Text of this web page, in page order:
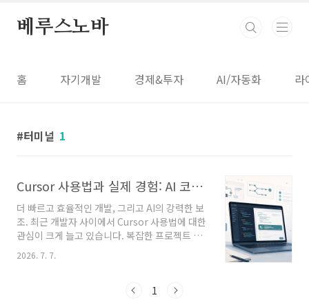
베루스노바
홈 자기개발 경제&투자 AI/자동화 라
터미널 1
Cursor 사용법과 실제 경험: AI 코드 에디터의 모든 것
더 빠르고 효율적인 개발, 그리고 AI의 강력한 보
조. 최근 개발자 사이에서 Cursor 사용법에 대한
관심이 크게 늘고 있습니다. 복잡한 프로젝트 관
리와 반복적인 코드 작성, 테스트 과정에서 시간
을 줄이고 싶다면 Cursor가 해답이 될 수 있습니
점, 그리고 가장 궁금해하는 질문까지 모두 다룹
2026. 7. 7.
1